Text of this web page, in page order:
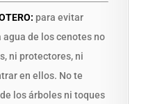
para evitar
de los cenotes no
ni protectores, ni
en ellos. No te
los árboles ni toques